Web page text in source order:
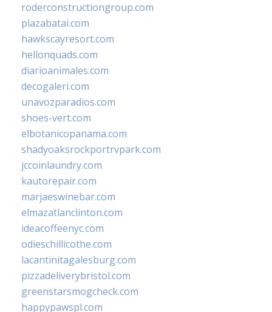
roderconstructiongroup.com
plazabatai.com
hawkscayresort.com
hellonquads.com
diarioanimales.com
decogaleri.com
unavozparadios.com
shoes-vert.com
elbotanicopanama.com
shadyoaksrockportrvpark.com
jccoinlaundry.com
kautorepair.com
marjaeswinebar.com
elmazatlanclinton.com
ideacoffeenyc.com
odieschillicothe.com
lacantinitagalesburg.com
pizzadeliverybristol.com
greenstarsmogcheck.com
happypawspl.com